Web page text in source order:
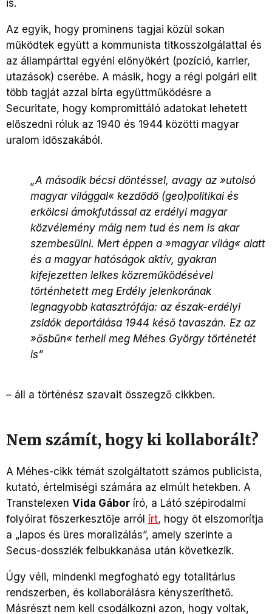
is.
Az egyik, hogy prominens tagjai közül sokan
működtek együtt a kommunista titkosszolgálattal és
az állampárttal egyéni előnyökért (pozíció, karrier,
utazások) cserébe. A másik, hogy a régi polgári elit
több tagját azzal bírta együttműködésre a
Securitate, hogy kompromittáló adatokat lehetett
előszedni róluk az 1940 és 1944 közötti magyar
uralom időszakából.
„A második bécsi döntéssel, avagy az »utolsó
magyar világgal« kezdődő (geo)politikai és
erkölcsi ámokfutással az erdélyi magyar
közvélemény máig nem tud és nem is akar
szembesülni. Mert éppen a »magyar világ« alatt
és a magyar hatóságok aktív, gyakran
kifejezetten lelkes közreműködésével
történhetett meg Erdély jelenkorának
legnagyobb katasztrófája: az észak-erdélyi
zsidók deportálása 1944 késő tavaszán. Ez az
»ősbűn« terheli meg Méhes György történetét
is”
– áll a történész szavait összegző cikkben.
Nem számít, hogy ki kollaborált?
A Méhes-cikk témát szolgáltatott számos publicista,
kutató, értelmiségi számára az elmúlt hetekben. A
Transtelexen Vida Gábor író, a Látó szépirodalmi
folyóirat főszerkesztője arról írt, hogy őt elszomorítja
a „lapos és üres moralizálás”, amely szerinte a
Secus-dossziék felbukkanása után következik.
Úgy véli, mindenki megfogható egy totalitárius
rendszerben, és kollaborálásra kényszeríthető.
Másrészt nem kell csodálkozni azon, hogy voltak,